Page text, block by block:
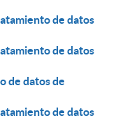
de datos
de datos
de datos de
de datos